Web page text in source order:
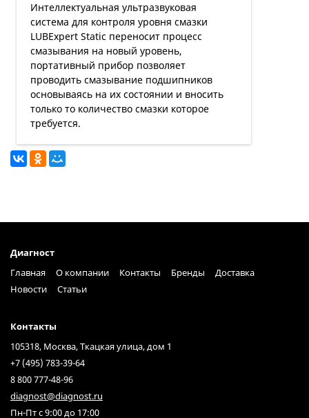
Интеллектуальная ультразвуковая
система для контроля уровня смазки
LUBExpert Static переносит процесс
смазывания на новый уровень,
портативный прибор позволяет
проводить смазывание подшипников
основываясь на их состоянии и вносить
только то количество смазки которое
требуется.
Диагност
Главная
О компании Контакты Бренды
Доставка
Новости
Статьи
Контакты
105318, Москва, Ткацкая улица, дом 1
+7 (495) 783-39-64
8 800 777-48-96
diagnost@diagnost.ru
Пн-Пт с 9:00 до 17:00